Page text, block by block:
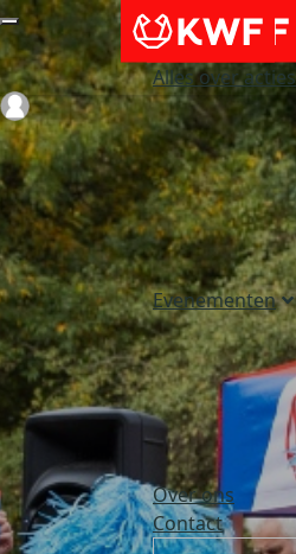
Alles over acties
Evenementen
Over ons
Contact
Login